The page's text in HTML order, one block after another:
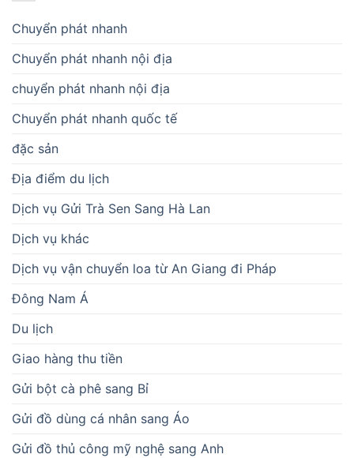
Chuyển phát nhanh
Chuyển phát nhanh nội địa
chuyển phát nhanh nội địa
Chuyển phát nhanh quốc tế
đặc sản
Địa điểm du lịch
Dịch vụ Gửi Trà Sen Sang Hà Lan
Dịch vụ khác
Dịch vụ vận chuyển loa từ An Giang đi Pháp
Đông Nam Á
Du lịch
Giao hàng thu tiền
Gửi bột cà phê sang Bỉ
Gửi đồ dùng cá nhân sang Áo
Gửi đồ thủ công mỹ nghệ sang Anh